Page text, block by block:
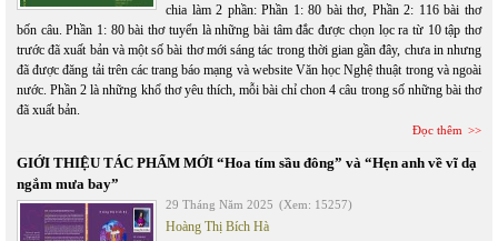
chia làm 2 phần: Phần 1: 80 bài thơ, Phần 2: 116 bài thơ
bốn câu. Phần 1: 80 bài thơ tuyển là những bài tâm đắc được chọn lọc ra từ 10 tập thơ
trước đã xuất bản và một số bài thơ mới sáng tác trong thời gian gần đây, chưa in nhưng
đã được đăng tải trên các trang báo mạng và website Văn học Nghệ thuật trong và ngoài
nước. Phần 2 là những khổ thơ yêu thích, mỗi bài chỉ chon 4 câu trong số những bài thơ
đã xuất bản.
Đọc thêm
GIỚI THIỆU TÁC PHẨM MỚI “Hoa tím sầu đông” và “Hẹn anh về vĩ dạ
ngắm mưa bay”
29 Tháng Năm 2025 (Xem: 15257)
Hoàng Thị Bích Hà